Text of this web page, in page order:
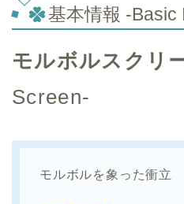
基本情報 -Basic
モルボルスクリ
Screen-
モルボルを象った衝立